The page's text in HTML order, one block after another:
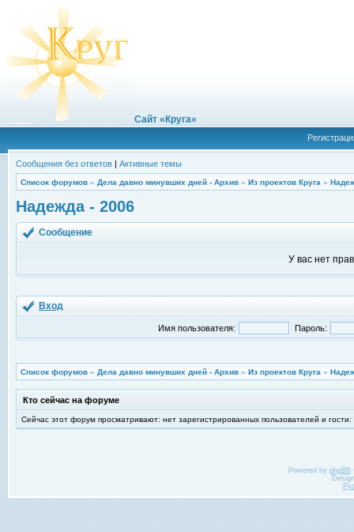
Сайт «Круга»
Сообщения без ответов | Активные темы
Список форумов » Дела давно минувших дней - Архив » Из проектов Круга »
Надежда - 2006
Сообщение
У вас нет
Вход
Имя пользователя: Пароль:
Список форумов » Дела давно минувших дней - Архив » Из проектов Круга »
Кто сейчас на форуме
Сейчас этот форум просматривают: нет зарегистрированных пользователей и гости:
Powered by phpBB